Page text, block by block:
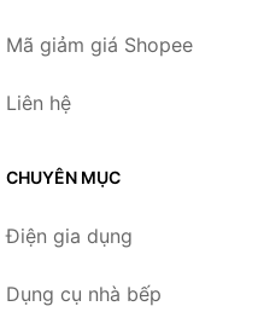
Mã giảm giá Shopee
Liên hệ
CHUYÊN MỤC
Điện gia dụng
Dụng cụ nhà bếp